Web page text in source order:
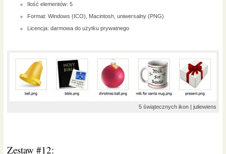
Ilość elementów: 5
Format: Windows (ICO), Macintosh, uniwersalny (PNG)
Licencja: darmowa do użytku prywatnego
5 świątecznych ikon | juliewiens
Zestaw #12: